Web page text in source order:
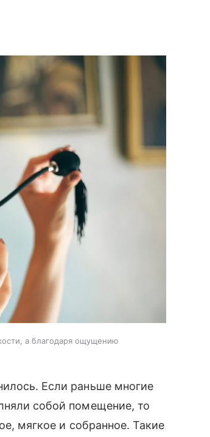
а благодаря ощущению
Если раньше многие
собой помещение, то
мягкое и собранное. Такие